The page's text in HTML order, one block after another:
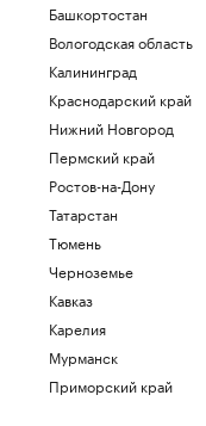
Башкортостан
Вологодская область
Калининград
Краснодарский край
Нижний Новгород
Пермский край
Ростов-на-Дону
Татарстан
Тюмень
Черноземье
Кавказ
Карелия
Мурманск
Приморский край